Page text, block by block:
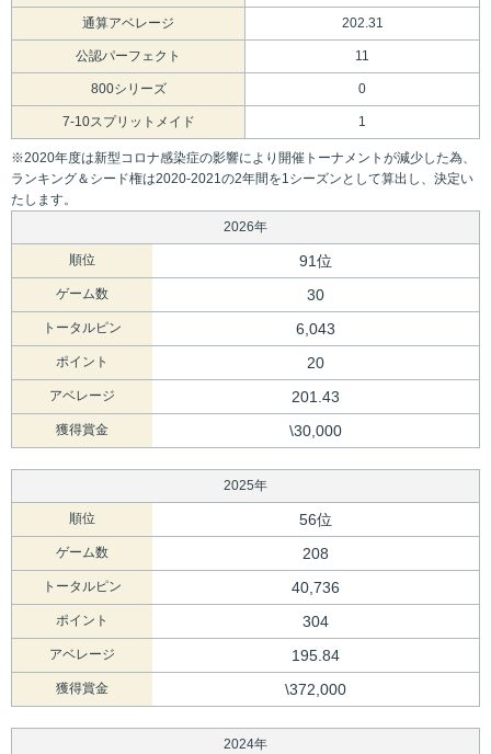
通算アベレージ 202.31
公認パーフェクト 11
800シリーズ 0
7-10スプリットメイド 1
※2020年度は新型コロナ感染症の影響により開催トーナメントが減少した為、
ランキング＆シード権は2020-2021の2年間を1シーズンとして算出し、決定い
たします。
2026年
順位 91位
ゲーム数 30
トータルピン 6,043
ポイント 20
アベレージ 201.43
獲得賞金 \30,000
2025年
順位 56位
ゲーム数 208
トータルピン 40,736
ポイント 304
アベレージ 195.84
獲得賞金 \372,000
2024年